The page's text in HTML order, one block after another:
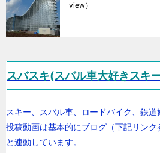
view）
スバスキ(スバル車大好きスキ
スキー、スバル車、ロードバイク、鉄道
投稿動画は基本的にブログ（下記リンク
と連動しています。